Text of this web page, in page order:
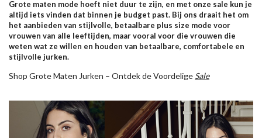
Grote maten mode hoeft niet duur te zijn, en met onze sale kun je
altijd iets vinden dat binnen je budget past. Bij ons draait het om
het aanbieden van stijlvolle, betaalbare plus size mode voor
vrouwen van alle leeftijden, maar vooral voor die vrouwen die
weten wat ze willen en houden van betaalbare, comfortabele en
stijlvolle jurken.
Shop Grote Maten Jurken – Ontdek de Voordelige Sale